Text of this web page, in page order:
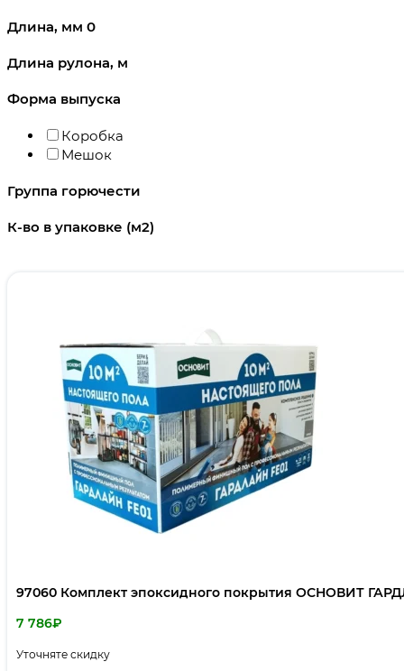
Длина, мм 0
Длина рулона, м
Форма выпуска
Коробка
Мешок
Группа горючести
К-во в упаковке (м2)
97060 Комплект эпоксидного покрытия ОСНОВИТ
7 786₽
Уточняте скидку